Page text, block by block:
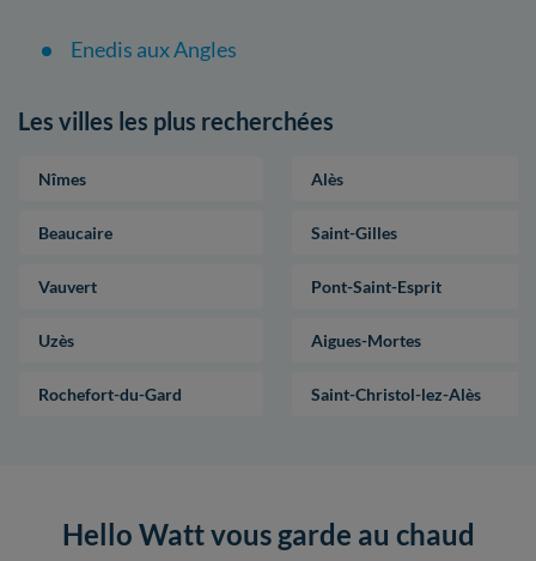
Enedis aux Angles
Les villes les plus recherchées
Nîmes Alès
Beaucaire Saint-Gilles
Vauvert Pont-Saint-Esprit
Uzès Aigues-Mortes
Rochefort-du-Gard Saint-Christol-lez-Alès
Hello Watt vous garde au chaud